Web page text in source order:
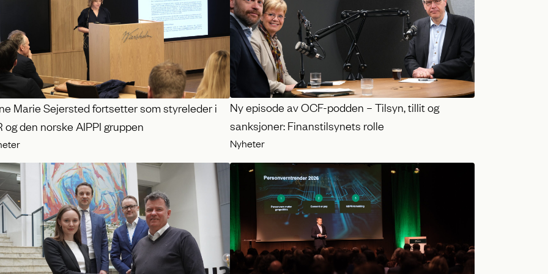
Marie Sejersted fortsetter som styreleder i
og den norske AIPPI gruppen
Ny episode av OCF-podden – Tilsyn, tillit og
sanksjoner: Finanstilsynets rolle
Nyheter